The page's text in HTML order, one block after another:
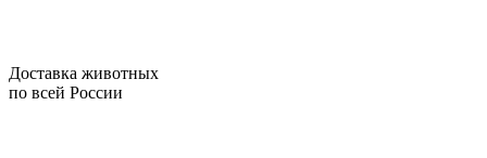
Доставка животных
по всей России